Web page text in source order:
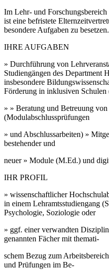
Im Lehr- und
ist eine befristete
besondere Aufgaben zu besetzen.
IHRE AUFGABEN
» Durchführung von
Studiengängen des Department
insbesondere
Förderung in inklusiven
» » Beratung und Betreuung von
(Modulabschlussprüfungen
» und Abschlussarbeiten) »
bestehender und
neuer » Module (M.Ed.) und
IHR PROFIL
» wissenschaftlicher
in einem Lehramtsstudiengang
Psychologie, Soziologie oder
» ggf. einer verwandten
genannten Fächer mit themati-
schem Bezug zum
und Prüfungen im Be-